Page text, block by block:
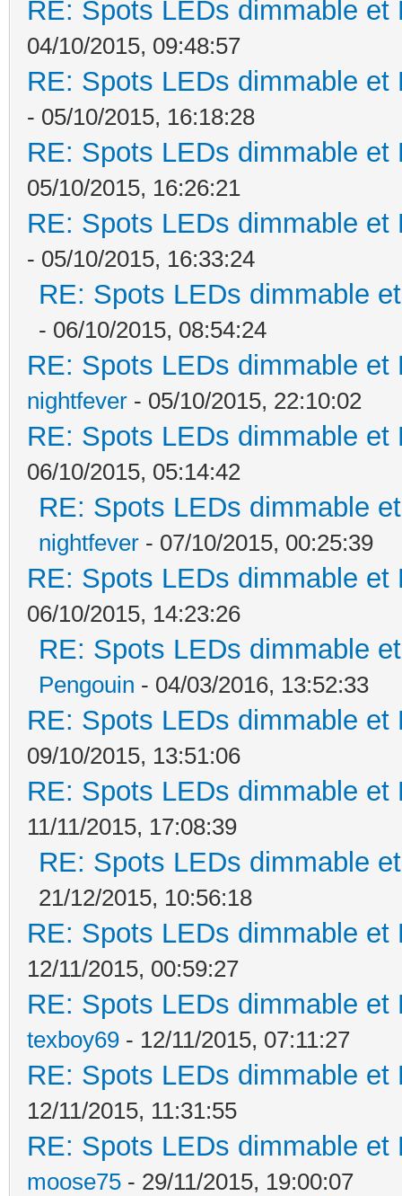
RE: Spots LEDs dimmable
04/10/2015, 09:48:57
RE: Spots LEDs dimmable
- 05/10/2015, 16:18:28
RE: Spots LEDs dimmable
05/10/2015, 16:26:21
RE: Spots LEDs dimmable
- 05/10/2015, 16:33:24
RE: Spots LEDs dimmable
- 06/10/2015, 08:54:24
RE: Spots LEDs dimmable
nightfever - 05/10/2015, 22:10:02
RE: Spots LEDs dimmable
06/10/2015, 05:14:42
RE: Spots LEDs dimmable
nightfever - 07/10/2015, 00:25:39
RE: Spots LEDs dimmable
06/10/2015, 14:23:26
RE: Spots LEDs dimmable
Pengouin - 04/03/2016, 13:52:33
RE: Spots LEDs dimmable
09/10/2015, 13:51:06
RE: Spots LEDs dimmable
11/11/2015, 17:08:39
RE: Spots LEDs dimmable
21/12/2015, 10:56:18
RE: Spots LEDs dimmable
12/11/2015, 00:59:27
RE: Spots LEDs dimmable
texboy69 - 12/11/2015, 07:11:27
RE: Spots LEDs dimmable
12/11/2015, 11:31:55
RE: Spots LEDs dimmable
moose75 - 29/11/2015, 19:00:07